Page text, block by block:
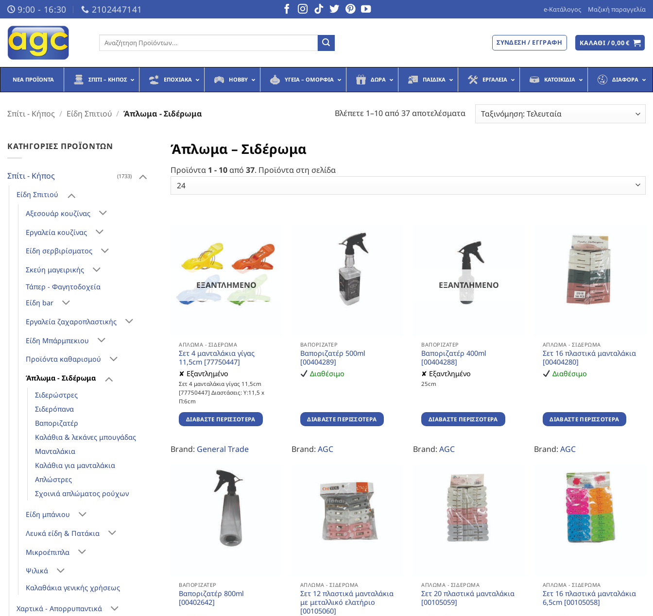
Μετάβαση
στο
περιεχόμενο
9:00 - 16:30 2102447141 e-Κατάλογος Μαζική παραγγελία
Αναζήτηση
ΣΎΝΔΕΣΗ / ΕΓΓΡΑΦΉ ΚΑΛΆΘΙ /0,00€
ΝΈΑ ΠΡΟΪΌΝΤΑ ΣΠΊΤΙ – ΚΉΠΟΣ ΕΠΟΧΙΑΚΆ HOBBY ΥΓΕΙΆ – ΟΜΟΡΦΙΆ ΔΏΡΑ ΠΑΙΔΙΚΆ ΕΡΓΑΛΕΊΑ ΚΑΤΟΙΚΊΔΙΑ ΔΙΆΦΟΡΑ
Σπίτι - Κήπος / Είδη Σπιτιού / Άπλωμα - Σιδέρωμα Βλέπετε 1–10 από 37 αποτελέσματαSorted
ΚΑΤΗΓΟΡΊΕΣ ΠΡΟΪΌΝΤΩΝ
Σπίτι - Κήπος (1733)
Είδη Σπιτιού
Αξεσουάρ κουζίνας
Εργαλεία κουζίνας
Είδη σερβιρίσματος
Σκεύη μαγειρικής
Τάπερ - Φαγητοδοχεία
Είδη bar
Εργαλεία ζαχαροπλαστικής
Είδη Μπάρμπεκιου
Προϊόντα καθαρισμού
Άπλωμα - Σιδέρωμα
Σιδερώστρες
Σιδερόπανα
Βαποριζατέρ
Καλάθια & λεκάνες μπουγάδας
Μανταλάκια
Καλάθια για μανταλάκια
Απλώστρες
Σχοινιά απλώματος ρούχων
Είδη μπάνιου
Λευκά είδη & Πατάκια
Μικροέπιπλα
Ψιλικά
Καλαθάκια γενικής χρήσεως
Χαρτικά - Απορρυπαντικά
Άπλωμα – Σιδέρωμα
Προϊόντα 1 - 10 από 37. Προϊόντα στη σελίδα
ΕΞΑΝΤΛΗΜΈΝΟ
ΆΠΛΩΜΑ - ΣΙΔΈΡΩΜΑ
Σετ 4 μανταλάκια γίγας
11,5cm [77750447]
✘ Εξαντλημένο
Σετ 4 μανταλάκια γίγας 11,5cm
[77750447] Διαστάσεις: Υ:11,5 x
Π:6cm
ΔΙΑΒΆΣΤΕ ΠΕΡΙΣΣΌΤΕΡΑ
Brand: General Trade
ΒΑΠΟΡΙΖΑΤΈΡ
Βαποριζατέρ 500ml
[00404289]
Διαθέσιμο
ΔΙΑΒΆΣΤΕ ΠΕΡΙΣΣΌΤΕΡΑ
Brand:AGC
ΕΞΑΝΤΛΗΜΈΝΟ
ΒΑΠΟΡΙΖΑΤΈΡ
Βαποριζατέρ 400ml
[00404288]
✘ Εξαντλημένο
25cm
ΔΙΑΒΆΣΤΕ ΠΕΡΙΣΣΌΤΕΡΑ
Brand: AGC
ΆΠΛΩΜΑ - ΣΙΔΈΡΩΜΑ
Σετ 16 πλαστικά μανταλάκια
[00404280]
Διαθέσιμο
ΔΙΑΒΆΣΤΕ ΠΕΡΙΣΣΌΤΕΡΑ
Brand:AGC
ΒΑΠΟΡΙΖΑΤΈΡ
Βαποριζατέρ 800ml
[00402642]
ΆΠΛΩΜΑ - ΣΙΔΈΡΩΜΑ
Σετ 12 πλαστικά μανταλάκια
με μεταλλικό ελατήριο
[00105060]
ΆΠΛΩΜΑ - ΣΙΔΈΡΩΜΑ
Σετ 20 πλαστικά μανταλάκια
[00105059]
ΆΠΛΩΜΑ - ΣΙΔΈΡΩΜΑ
Σετ 16 πλαστικά μανταλάκια
6,5cm [00105058]